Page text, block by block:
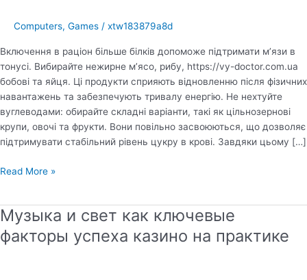
Computers, Games / xtw183879a8d
Включення в раціон більше білків допоможе підтримати м’язи в
тонусі. Вибирайте нежирне м’ясо, рибу, https://vy-doctor.com.ua
бобові та яйця. Ці продукти сприяють відновленню після фізичних
навантажень та забезпечують тривалу енергію. Не нехтуйте
вуглеводами: обирайте складні варіанти, такі як цільнозернові
крупи, овочі та фрукти. Вони повільно засвоюються, що дозволяє
підтримувати стабільний рівень цукру в крові. Завдяки цьому […]
Секрети
для
підвищення
сили
Read More »
Музыка и свет как ключевые
факторы успеха казино на практике